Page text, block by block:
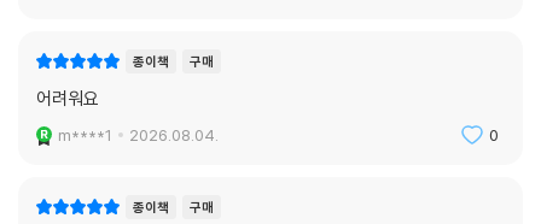
쓰기
실전모의고사 제2회
듣기
쓰기
종이책 구매
어려워요
m****1 2026.08.04. 0
종이책 구매